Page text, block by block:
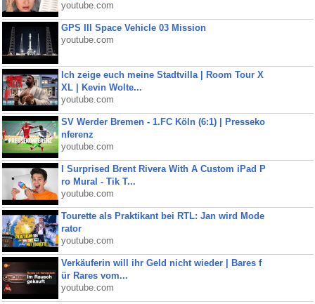
youtube.com
GPS III Space Vehicle 03 Mission
youtube.com
Ich zeige euch meine Stadtvilla | Room Tour X
XL | Kevin Wolte...
youtube.com
SV Werder Bremen - 1.FC Köln (6:1) | Presseko
nferenz
youtube.com
I Surprised Brent Rivera With A Custom iPad P
ro Mural - Tik T...
youtube.com
Tourette als Praktikant bei RTL: Jan wird Mode
rator
youtube.com
Verkäuferin will ihr Geld nicht wieder | Bares f
ür Rares vom...
youtube.com